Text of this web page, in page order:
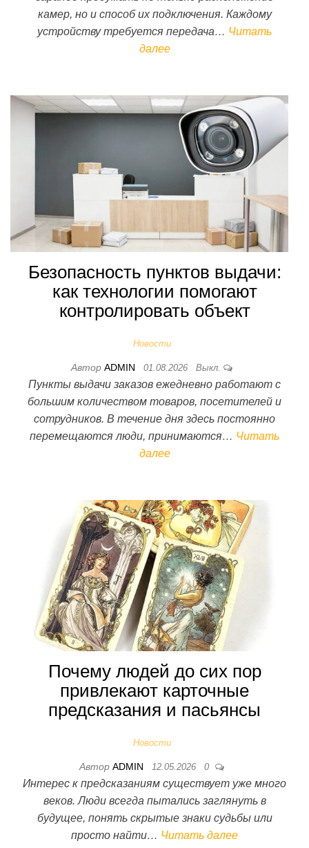
камер, но и способ их подключения. Каждому
устройству требуется передача… Читать
далее
Безопасность пунктов выдачи:
как технологии помогают
контролировать объект
Новости
Автор ADMIN 01.08.2026 Выкл.
Пункты выдачи заказов ежедневно работают с
большим количеством товаров, посетителей и
сотрудников. В течение дня здесь постоянно
перемещаются люди, принимаются… Читать
далее
Почему людей до сих пор
привлекают карточные
предсказания и пасьянсы
Новости
Автор ADMIN 12.05.2026 0
Интерес к предсказаниям существует уже много
веков. Люди всегда пытались заглянуть в
будущее, понять скрытые знаки судьбы или
просто найти… Читать далее